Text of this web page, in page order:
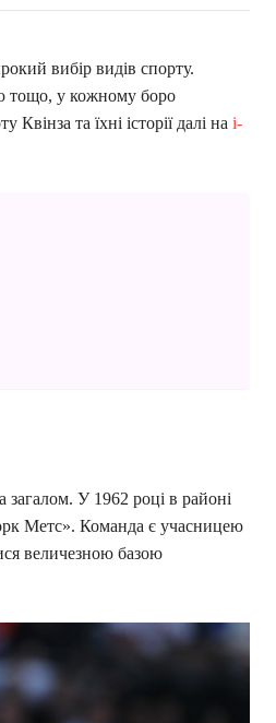
вибір видів спорту.
тощо, у кожному боро
та їхні історії далі на i-
У 1962 році в районі
Метс». Команда є учасницею
величезною базою